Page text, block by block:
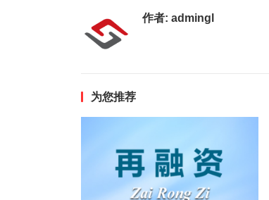
作者: admingl
为您推荐